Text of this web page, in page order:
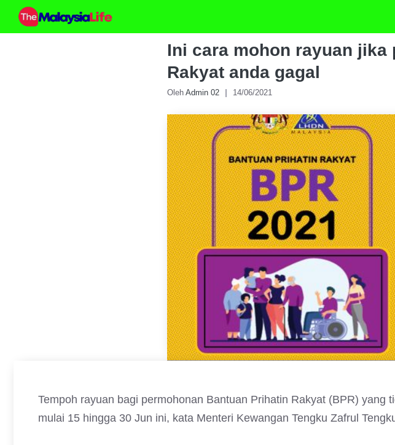
Skip
Ini cara mohon rayuan jika
Rakyat anda gagal
Oleh Admin 02 14/06/2021
Tempoh rayuan bagi permohonan Bantuan Prihatin Rakyat (BPR) yang
mulai 15 hingga 30 Jun ini, kata Menteri Kewangan Tengku Zafrul